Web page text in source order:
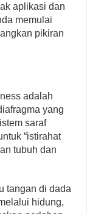
aplikasi dan
memulai
pikiran
adalah
yang
saraf
“istirahat
tubuh dan
tangan di dada
hidung,